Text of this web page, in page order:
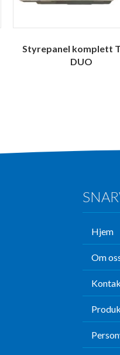
Styrepanel komplett
DUO
Hjem
Om